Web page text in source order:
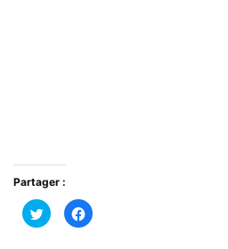
Partager :
Cliquez
pour
partager
Cliquez
pour